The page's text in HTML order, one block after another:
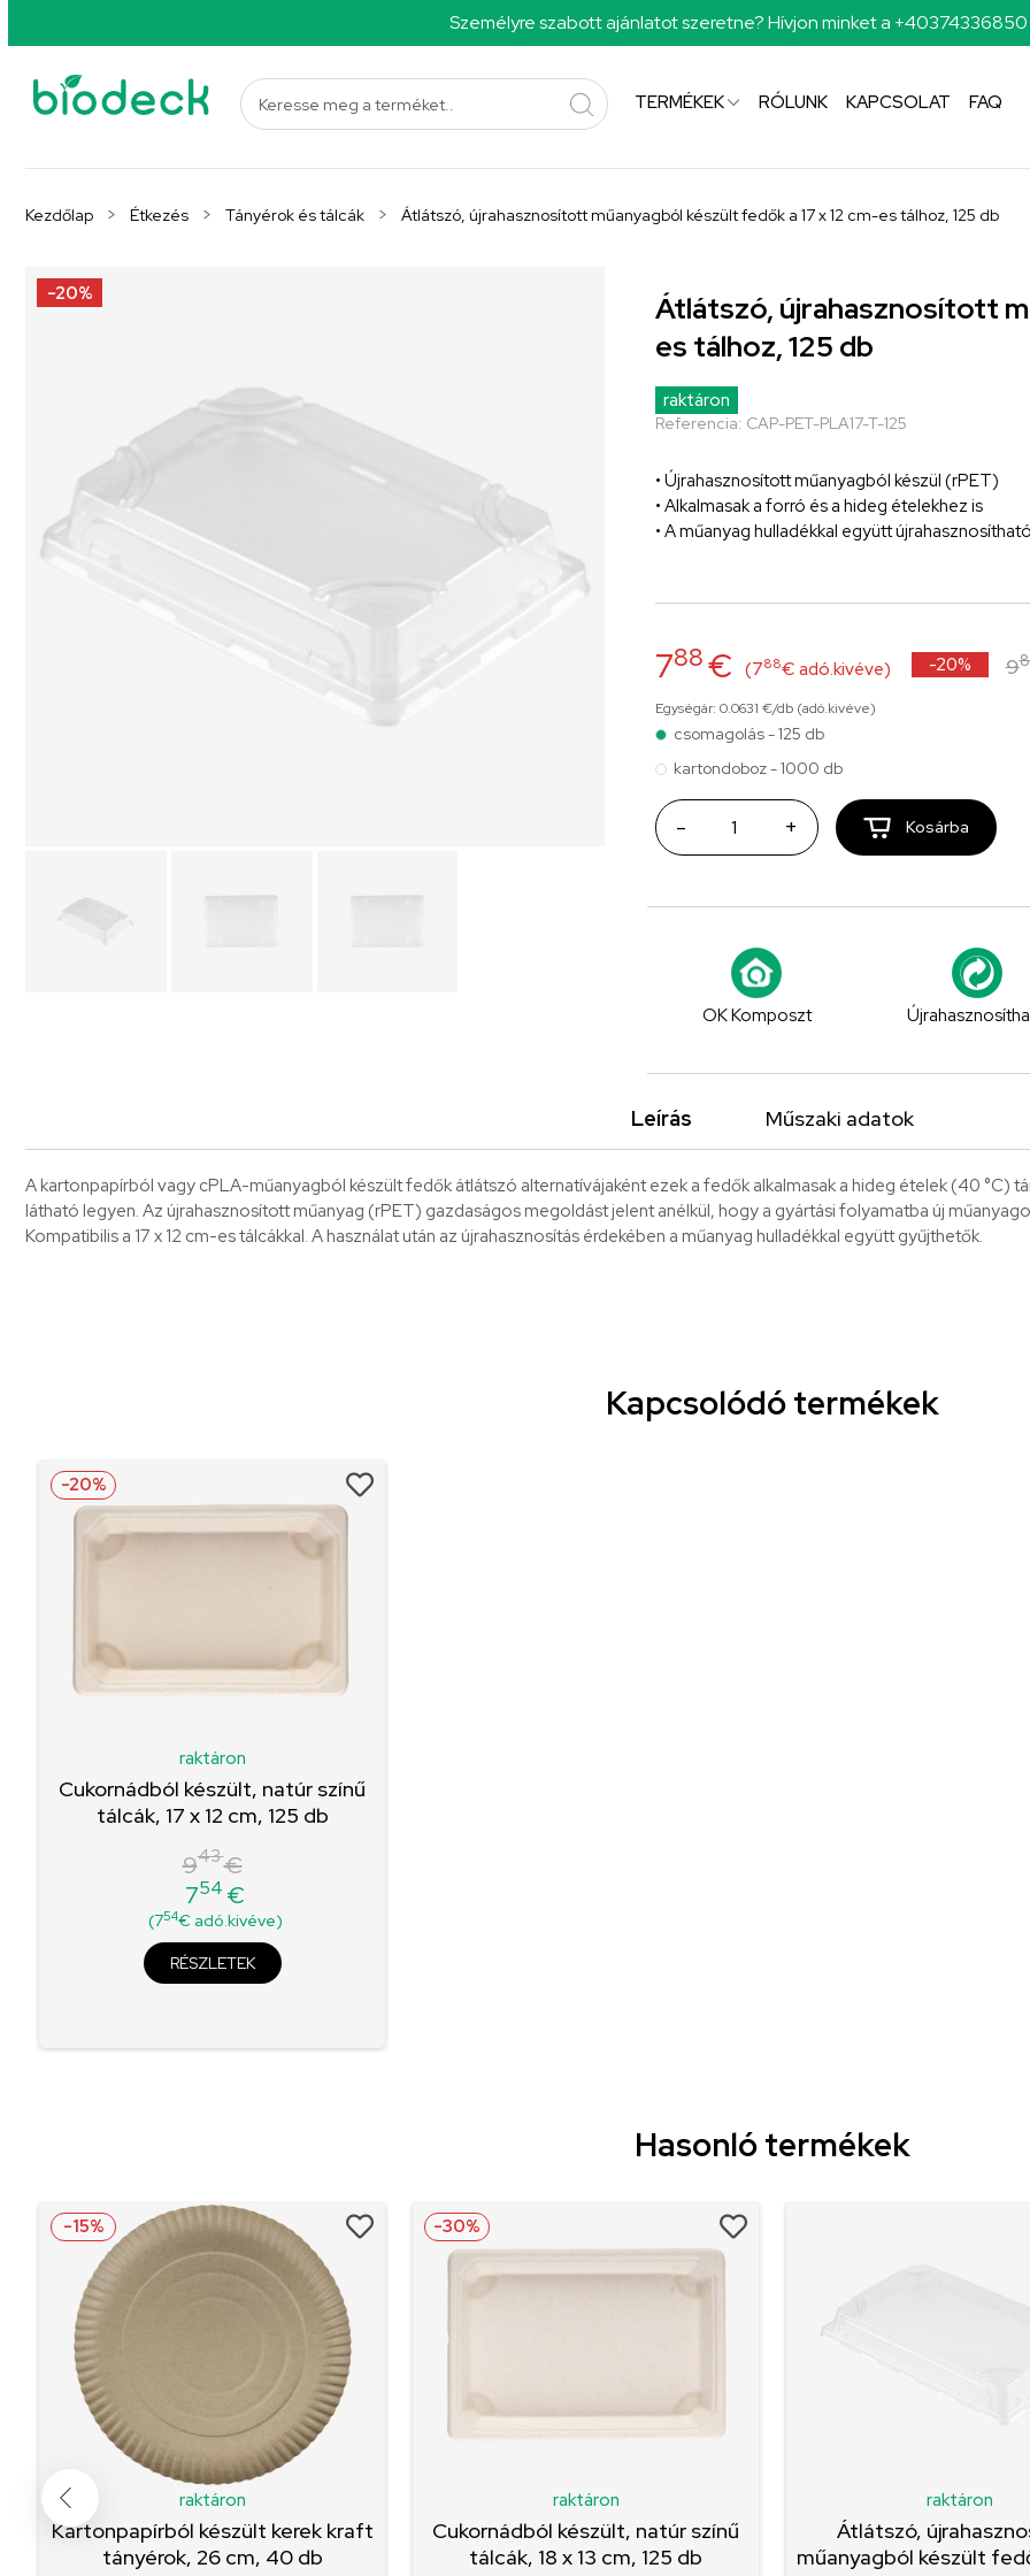
Személyre szabott ajánlatot szeretne? Hívjon minket a +40374336850
TERMÉKEK RÓLUNK KAPCSOLAT FAQ
Kezdőlap Étkezés Tányérok és tálcák Átlátszó, újrahasznosított műanyagból készült fedők a 17 x 12 cm-es tálhoz, 125 db
-20%
Átlátszó, újrahasznosított
es tálhoz, 125 db
raktáron
Referencia: CAP-PET-PLA17-T-125
• Újrahasznosított műanyagból készül (rPET)
• Alkalmasak a forró és a hideg ételekhez is
• A műanyag hulladékkal együtt újrahasznosítható
788€ (788€ adó.kivéve) -20% 9
Egységár: 0.0631 €/db (adó.kivéve)
csomagolás - 125 db
kartondoboz - 1000 db
- + Kosárba
OK Komposzt
Leírás Műszaki adatok
A kartonpapírból vagy cPLA-műanyagból készült fedők átlátszó alternatívájaként ezek a fedők alkalmasak a hideg ételek (40 °C)
látható legyen. Az újrahasznosított műanyag (rPET) gazdaságos megoldást jelent anélkül, hogy a gyártási folyamatba új
Kompatibilis a 17 x 12 cm-es tálcákkal. A használat után az újrahasznosítás érdekében a műanyag hulladékkal együtt gyűjthetők.
Kapcsolódó termékek
raktáron
Cukornádból készült, natúr színű
tálcák, 17 x 12 cm, 125 db
Normál
ár
943€
Ár
754 €
(754€ adó.kivéve)
RÉSZLETEK
-20%
Hasonló termékek
raktáron
Kartonpapírból készült kerek kraft
tányérok, 26 cm, 40 db
-15%
raktáron
Cukornádból készült, natúr színű
tálcák, 18 x 13 cm, 125 db
-30%
raktáron
Átlátszó,
műanyagból készült